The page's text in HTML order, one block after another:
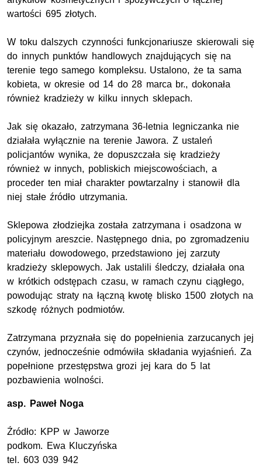
wartości 695 złotych.
W toku dalszych czynności funkcjonariusze skierowali się
do innych punktów handlowych znajdujących się na
terenie tego samego kompleksu. Ustalono, że ta sama
kobieta, w okresie od 14 do 28 marca br., dokonała
również kradzieży w kilku innych sklepach.
Jak się okazało, zatrzymana 36-letnia legniczanka nie
działała wyłącznie na terenie Jawora. Z ustaleń
policjantów wynika, że dopuszczała się kradzieży
również w innych, pobliskich miejscowościach, a
proceder ten miał charakter powtarzalny i stanowił dla
niej stałe źródło utrzymania.
Sklepowa złodziejka została zatrzymana i osadzona w
policyjnym areszcie. Następnego dnia, po zgromadzeniu
materiału dowodowego, przedstawiono jej zarzuty
kradzieży sklepowych. Jak ustalili śledczy, działała ona
w krótkich odstępach czasu, w ramach czynu ciągłego,
powodując straty na łączną kwotę blisko 1500 złotych na
szkodę różnych podmiotów.
Zatrzymana przyznała się do popełnienia zarzucanych jej
czynów, jednocześnie odmówiła składania wyjaśnień. Za
popełnione przestępstwa grozi jej kara do 5 lat
pozbawienia wolności.
asp. Paweł Noga
Źródło: KPP w Jaworze
podkom. Ewa Kluczyńska
tel. 603 039 942